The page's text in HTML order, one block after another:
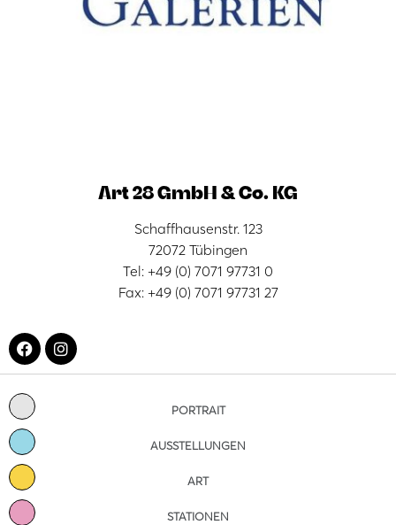
Art 28 GmbH & Co. KG
Schaffhausenstr. 123
72072 Tübingen
Tel: +49 (0) 7071 97731 0
Fax: +49 (0) 7071 97731 27
PORTRAIT
AUSSTELLUNGEN
ART
STATIONEN